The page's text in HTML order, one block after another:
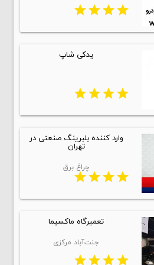
star
star
star
star
یدکی شاپ
star
star
star
star
وارد کننده بلبرینگ صنعتی در
تهران
چراغ برق
star
star
star
star
تعمیرگاه ماکسیما
جنت‌‌آباد مرکزی
star
star
star
star